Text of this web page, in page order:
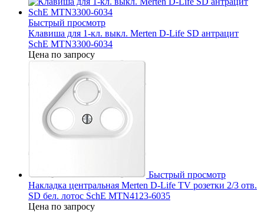
Быстрый просмотр
Клавиша для 1-кл. выкл. Merten D-Life SD антрацит
SchE MTN3300-6034
Цена по запросу
Быстрый просмотр
Накладка центральная Merten D-Life TV розетки 2/3 отв.
SD бел. лотос SchE MTN4123-6035
Цена по запросу